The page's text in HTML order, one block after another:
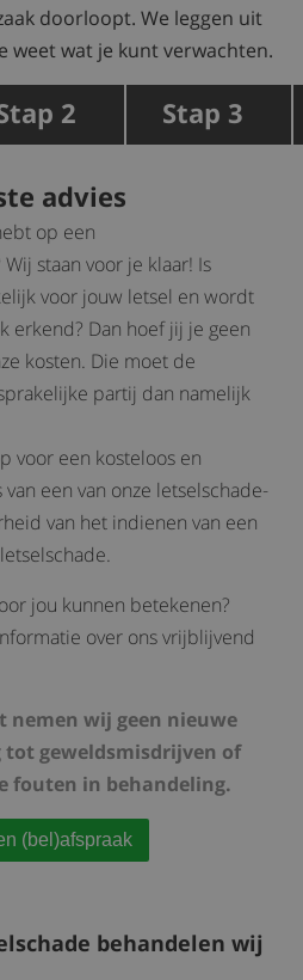
doorloopt. We leggen uit
weet wat je kunt verwachten.
advies
op een
staan voor je klaar! Is
voor jouw letsel en wordt
erkend? Dan hoef jij je geen
kosten. Die moet de
partij dan namelijk
voor een kosteloos en
een van onze letselschade-
van het indienen van een
jou kunnen betekenen?
over ons vrijblijvend
nemen wij geen nieuwe
geweldsmisdrijven of
fouten in behandeling.
(bel)afspraak
behandelen wij